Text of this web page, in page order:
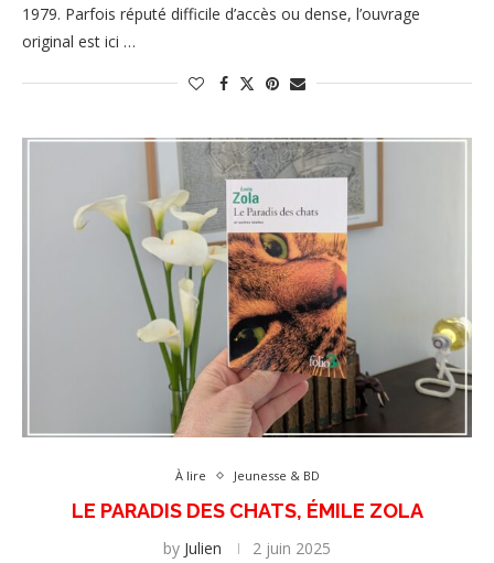
1979. Parfois réputé difficile d’accès ou dense, l’ouvrage
original est ici …
À lire Jeunesse & BD
LE PARADIS DES CHATS, ÉMILE ZOLA
by Julien 2 juin 2025